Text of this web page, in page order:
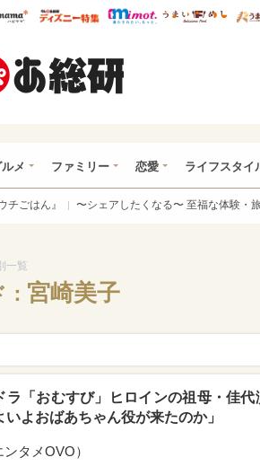
ぴあ総研ハピママ* ウレぴあ総研 ディズニー
mimot. うま
メ ファミリー 恋愛 ライフスタイ
チごはん』 〜シェアしたくなる〜 至福な体験・
一覧
宮崎美子
ラ「おむすび」ヒロインの祖母・佳代
いよおばあちゃん役が来たのか」
ンタメOVO）